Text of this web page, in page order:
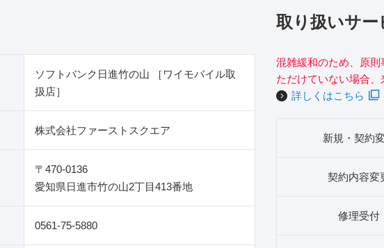
ソフトバンク日進竹の山 ［ワイモバイル取
扱店］
株式会社ファーストスクエア
〒470-0136
愛知県日進市竹の山2丁目413番地
0561-75-5880
取り扱いサー
混雑緩和のため、原
ただけていない場合、
詳しくはこちら
新規・契約
契約内容変
修理受付